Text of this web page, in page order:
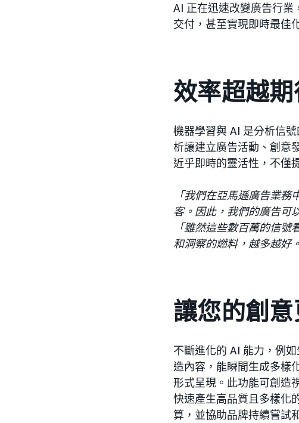
AI 正在迅速改變廣告行業
交付，甚至實現即時最佳
效率超越
機器學習與 AI 是分析信
析讓建立廣告活動、創意
近乎即時的靈活性，不僅
「我們在亞馬遜廣告業
客。因此，我們的廣告可
「雖然這些數百萬的信
和洞察的燃料，越多越好
讓您的創
不斷進化的 AI 能力，例
造內容，能瞬間生成多樣
形式呈現。此功能可創造
快速產生高品質且多樣化
算，並協助品牌持續嘗試